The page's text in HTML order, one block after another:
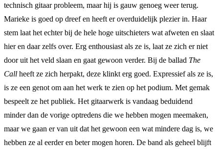
technisch gitaar probleem, maar hij is gauw genoeg weer terug.
Marieke is goed op dreef en heeft er overduidelijk plezier in. Haar
stem laat het echter bij de hele hoge uitschieters wat afweten en slaat
hier en daar zelfs over. Erg enthousiast als ze is, laat ze zich er niet
door uit het veld slaan en gaat gewoon verder. Bij de ballad The
Call heeft ze zich herpakt, deze klinkt erg goed. Expressief als ze is,
is ze een genot om aan het werk te zien op het podium. Met gemak
bespeelt ze het publiek. Het gitaarwerk is vandaag beduidend
minder dan de vorige optredens die we hebben mogen meemaken,
maar we gaan er van uit dat het gewoon een wat mindere dag is, we
hebben ze al eerder en beter mogen horen. De band als geheel blijft